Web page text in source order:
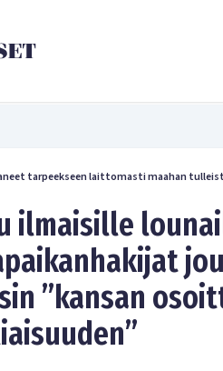
tarpeekseen laittomasti maahan
ilmaisille
”kansan